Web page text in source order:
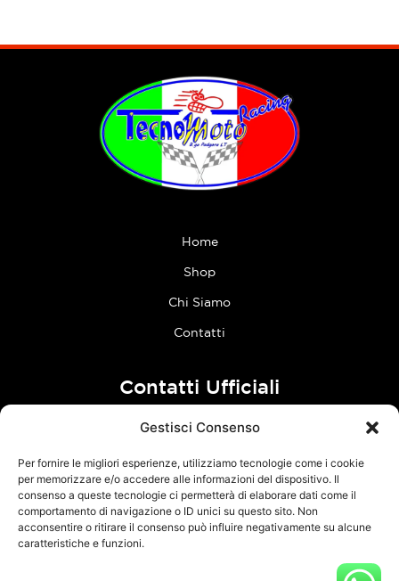
Gestisci Consenso
Per fornire le migliori esperienze, utilizziamo tecnologie come i cookie
per memorizzare e/o accedere alle informazioni del dispositivo. Il
consenso a queste tecnologie ci permetterà di elaborare dati come il
comportamento di navigazione o ID unici su questo sito. Non
acconsentire o ritirare il consenso può influire negativamente su alcune
caratteristiche e funzioni.
Home
Shop
Chi Siamo
Contatti
Contatti Ufficiali
Follow Us
F
I